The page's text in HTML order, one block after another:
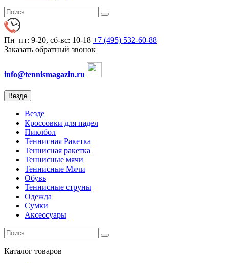
Пн–пт: 9-20, сб-вс: 10-18 +7 (495) 532-60-88
Заказать обратный звонок
info@tennismagazin.ru
Везде
Везде
Кроссовки для падел
Пиклбол
Теннисная Ракетка
Теннисная ракетка
Теннисные мячи
Теннисные Мячи
Обувь
Теннисные струны
Одежда
Сумки
Аксессуары
Каталог товаров